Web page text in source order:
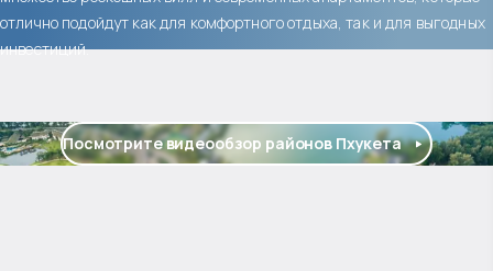
отлично подойдут как для комфортного отдыха, так и для выгодных
инвестиций.
Посмотрите видеообзор районов Пхукета